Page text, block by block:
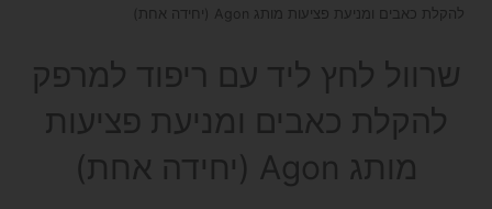
להקלת כאבים ומניעת פציעות מותג Agon (יחידה אחת)
שרוול לחץ ליד עם ריפוד למרפק
להקלת כאבים ומניעת פציעות
מותג Agon (יחידה אחת)